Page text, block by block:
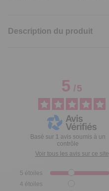
Description du produit
5/5
Basé sur 1 avis soumis à un
contrôle
Voir tous les avis sur ce site
5 étoiles
4 étoiles